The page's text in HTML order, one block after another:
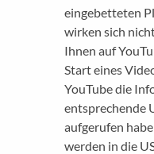
eingebetteten
wirken sich
Ihnen auf
Start eines
YouTube die
entsprechende
aufgerufen
werden in die